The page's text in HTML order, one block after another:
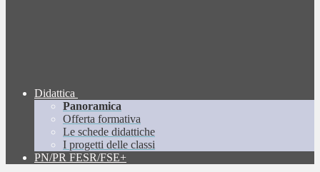
Didattica
Panoramica
Offerta formativa
Le schede didattiche
I progetti delle classi
PN/PR FESR/FSE+